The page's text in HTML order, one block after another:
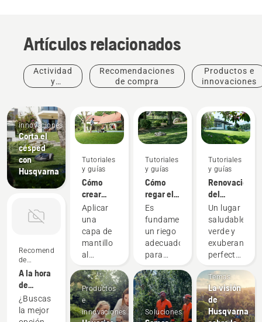
Artículos relacionados
Actividad
y
Recomendaciones
de compra
Productos e
innovaciones
e
innovaciones
Corta el
césped
con
Husqvarna
Recomendaciones
de
compra
A la hora
de
comprar
un
tractor,
¿Buscas
la mejor
Tutoriales
y guías
Cómo
crear
mantillo
con la
hierba y
las hojas
Aplicar
una
capa de
mantillo
al
base de
hierba y
hojas
puede
Productos
e
innovaciones
Tutoriales
y guías
Cómo
regar el
césped
Es
fundamental
un riego
adecuado
para
de un
césped
verde y
saludable.
Soluciones
Tutoriales
y guías
Renovación
del
césped y
corrección
de
en la
Un lugar
saludable,
verde y
exuberante,
perfecto
relajarse
o
realizar
Temas
La visión
de
Husqvarna